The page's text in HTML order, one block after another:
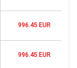
996.45 EUR
996.45 EUR